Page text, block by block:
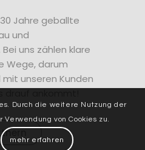
Jahre geballte
und
uns zählen klare
Wege, darum
unseren Kunden
Durch die weitere Nutzung der
von Cookies zu.
mehr erfahren